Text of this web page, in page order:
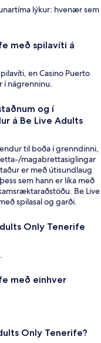
lýkur: hvenær sem
með spilavíti á
en Casino Puerto
í nágrenninu.
og í
á Be Live Adults
til boða í grenndinni,
magabrettasiglingar
er með útisundlaug
sem hann er líka með
Be Live
spilasal og garði.
Only Tenerife
með einhver
Only Tenerife?